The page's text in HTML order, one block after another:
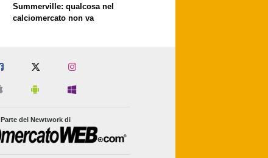
Summerville: qualcosa nel
calciomercato non va
Parte del Newtwork di